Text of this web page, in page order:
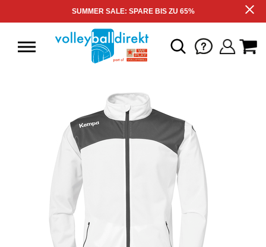
SUMMER SALE: SPARE BIS ZU 65%